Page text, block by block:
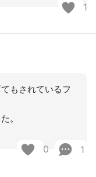
1
もされているフ
した。
0 1